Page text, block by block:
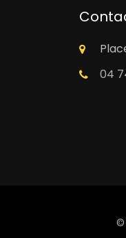
04
©